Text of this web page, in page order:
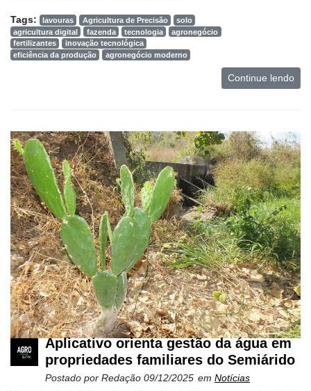
Tags: lavouras Agricultura de Precisão
solo
agricultura digital
fazenda tecnologia
agronegócio
fertilizantes
inovação tecnológica
eficiência da produção
agronegócio moderno
Continue lendo
Aplicativo orienta gestão da água em
propriedades familiares do Semiárido
Postado por Redação 09/12/2025 em Notícias